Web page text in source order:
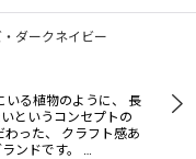
ダークネイビー
いる植物のように、 長
というコンセプトの
った、 クラフト感あ
ンドです。 …